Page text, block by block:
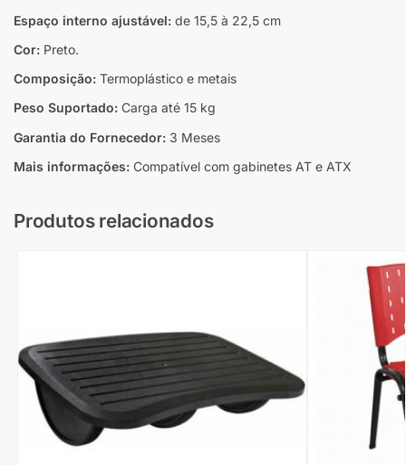
Espaço interno ajustável: de 15,5 à 22,5 cm
Cor: Preto.
Composição: Termoplástico e metais
Peso Suportado: Carga até 15 kg
Garantia do Fornecedor: 3 Meses
Mais informações: Compatível com gabinetes AT e ATX
Produtos relacionados